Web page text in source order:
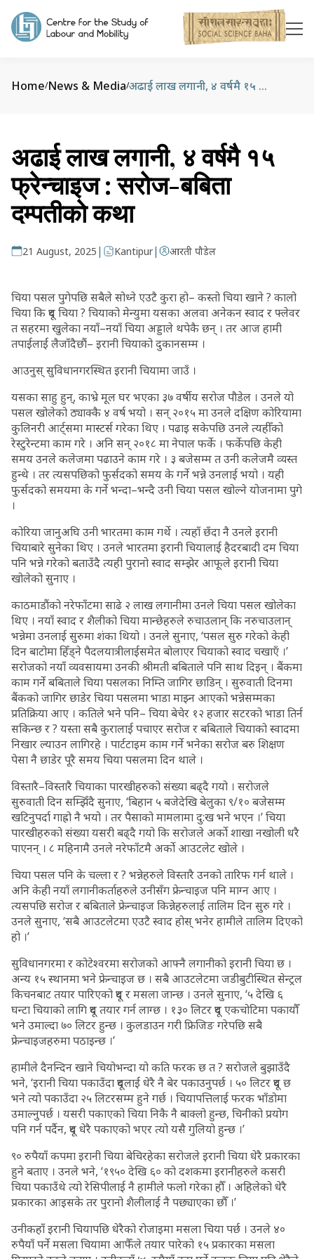
Home/News & Media/ अढाई लाख लगानी, ४ वर्षमै १५ फ्रेन्चाइज : सराेज-बबिता दम्पतीकाे कथा
अढाई लाख लगानी, ४ वर्षमै १५
फ्रेन्चाइज : सराेज-बबिता
दम्पतीकाे कथा
21 August, 2025 | Kantipur| आरती पौडेल
चिया पसल पुगेपछि सबैले सोध्ने एउटै कुरा हो– कस्तो चिया खाने ? कालो
चिया कि दूध चिया ? चियाको मेन्युमा यसका अलवा अनेकन स्वाद र फ्लेवर
त सहरमा खुलेका नयाँ–नयाँ चिया अड्डाले थपेकै छन् । तर आज हामी
तपाईलाईं लैजाँदैछौं– इरानी चियाको दुकानसम्म ।
आउनुस् सुविधानगरस्थित इरानी चियामा जाउँ ।
यसका साहु हुन्, काभ्रे मूल घर भएका ३७ वर्षीय सरोज पौडेल । उनले यो
पसल खोलेको ठ्याक्कै ४ वर्ष भयो । सन् २०१५ मा उनले दक्षिण कोरियामा
कुलिनरी आर्ट्समा मास्टर्स गरेका थिए । पढाइ सकेपछि उनले त्यहीँको
रेस्टुरेन्टमा काम गरे । अनि सन् २०१८ मा नेपाल फर्के । फर्केपछि केही
समय उनले कलेजमा पढाउने काम गरे । ३ बजेसम्म त उनी कलेजमै व्यस्त
हुन्थे । तर त्यसपछिको फुर्सदको समय के गर्ने भन्ने उनलाई भयो । यही
फुर्सदको समयमा के गर्ने भन्दा–भन्दै उनी चिया पसल खोल्ने योजनामा पुगे
।
कोरिया जानुअघि उनी भारतमा काम गर्थे । त्यहाँ छँदा नै उनले इरानी
चियाबारे सुनेका थिए । उनले भारतमा इरानी चियालाई हैदरबादी दम चिया
पनि भन्ने गरेको बताउँदै त्यही पुरानो स्वाद सम्झेर आफूले इरानी चिया
खोलेको सुनाए ।
काठमाडौंको नरेफाँटमा साढे २ लाख लगानीमा उनले चिया पसल खोलेका
थिए । नयाँ स्वाद र शैलीको चिया मान्छेहरुले रुचाउलान् कि नरुचाउलान्
भन्नेमा उनलाई सुरुमा शंका थियो । उनले सुनाए, ‘पसल सुरु गरेको केही
दिन बाटोमा हिँड्ने पैदलयात्रीलाईसमेत बोलाएर चियाको स्वाद चखाएँ ।’
सरोजको नयाँ व्यवसायमा उनकी श्रीमती बबिताले पनि साथ दिइन् । बैंकमा
काम गर्ने बबिताले चिया पसलका निम्ति जागिर छाडिन् । सुरुवाती दिनमा
बैंकको जागिर छाडेर चिया पसलमा भाडा माझ्न आएको भन्नेसम्मका
प्रतिक्रिया आए । कतिले भने पनि– चिया बेचेर १२ हजार सटरको भाडा तिर्न
सकिन्छ र ? यस्ता सबै कुरालाई पचाएर सरोज र बबिताले चियाको स्वादमा
निखार ल्याउन लागिरहे । पार्टटाइम काम गर्ने भनेका सरोज बरु शिक्षण
पेसा नै छाडेर पूरै समय चिया पसलमा दिन थाले ।
विस्तारै–विस्तारै चियाका पारखीहरुको संख्या बढ्दै गयो । सरोजले
सुरुवाती दिन सम्झिँदै सुनाए, ‘बिहान ५ बजेदेखि बेलुका ९/१० बजेसम्म
खटिनुपर्दा गाह्रो नै भयो । तर पैसाको मामलामा दु:ख भने भएन ।’ चिया
पारखीहरुको संख्या यसरी बढ्दै गयो कि सरोजले अर्को शाखा नखोली धरै
पाएनन् । ८ महिनामै उनले नरेफाँटमै अर्को आउटलेट खोले ।
चिया पसल पनि के चल्ला र ? भन्नेहरुले विस्तारै उनको तारिफ गर्न थाले ।
अनि केही नयाँ लगानीकर्ताहरुले उनीसँग फ्रेन्चाइज पनि माग्न आए ।
त्यसपछि सरोज र बबिताले फ्रेन्चाइज किन्नेहरुलाई तालिम दिन सुरु गरे ।
उनले सुनाए, ‘सबै आउटलेटमा एउटै स्वाद होस् भनेर हामीले तालिम दिएको
हो ।’
सुविधानगरमा र कोटेश्वरमा सरोजको आफ्नै लगानीको इरानी चिया छ ।
अन्य १५ स्थानमा भने फ्रेन्चाइज छ । सबै आउटलेटमा जडीबुटीस्थित सेन्ट्रल
किचनबाट तयार पारिएको दूध र मसला जान्छ । उनले सुनाए, ‘५ देखि ६
घन्टा चियाको लागि दूध तयार गर्न लाग्छ । १३० लिटर दूध एकचोटिमा पकायौँ
भने उमाल्दा ७० लिटर हुन्छ । कुलडाउन गरी फ्रिजिङ गरेपछि सबै
फ्रेन्चाइजहरुमा पठाइन्छ ।’
हामीले दैनन्दिन खाने चियोभन्दा यो कति फरक छ त ? सरोजले बुझाउँदै
भने, ‘इरानी चिया पकाउँदा दूधलाई धेरै नै बेर पकाउनुपर्छ । ५० लिटर दूध छ
भने त्यो पकाउँदा २५ लिटरसम्म हुने गर्छ । चियापत्तिलाई फरक भाँडोमा
उमाल्नुपर्छ । यसरी पकाएको चिया निकै नै बाक्लो हुन्छ, चिनीको प्रयोग
पनि गर्न पर्दैन, दूध धेरै पकाएको भएर त्यो यसै गुलियो हुन्छ ।’
९० रुपैयाँ कपमा इरानी चिया बेचिरहेका सरोजले इरानी चिया धेरै प्रकारका
हुने बताए । उनले भने, ‘१९५० देखि ६० को दशकमा इरानीहरुले कसरी
चिया पकाउँथे त्यो रेसिपीलाई नै हामीले फलो गरेका हौँ । अहिलेको धेरै
प्रकारका आइसके तर पुरानो शैलीलाई नै पछ्याएका छौँ ।’
उनीकहाँ इरानी चियापछि धेरैको रोजाइमा मसला चिया पर्छ । उनले ४०
रुपैयाँ पर्ने मसला चियामा आफैँले तयार पारेको १५ प्रकारका मसला